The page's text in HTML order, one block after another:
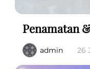
Penamatan
admin 26